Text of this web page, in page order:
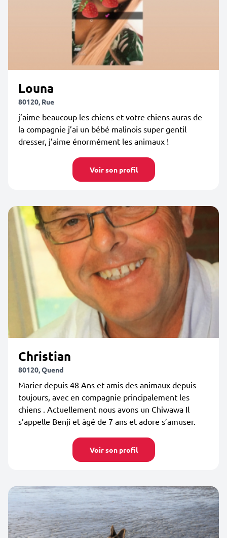
Louna
80120, Rue
j’aime beaucoup les chiens et votre chiens auras de
la compagnie j’ai un bébé malinois super gentil
dresser, j’aime énormément les animaux !
Voir son profil
Christian
80120, Quend
Marier depuis 48 Ans et amis des animaux depuis
toujours, avec en compagnie principalement les
chiens . Actuellement nous avons un Chiwawa Il
s’appelle Benji et âgé de 7 ans et adore s’amuser.
Voir son profil